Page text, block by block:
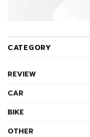
CATEGORY
REVIEW
CAR
BIKE
OTHER